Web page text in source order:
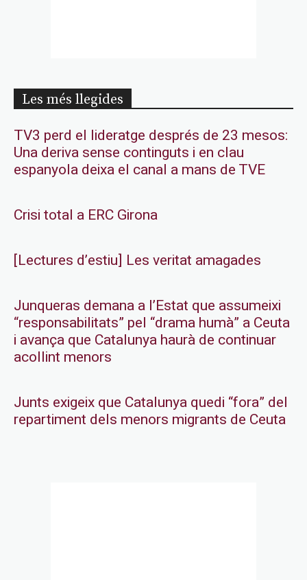
Les més llegides
TV3 perd el lideratge després de 23 mesos:
Una deriva sense continguts i en clau
espanyola deixa el canal a mans de TVE
Crisi total a ERC Girona
[Lectures d’estiu] Les veritat amagades
Junqueras demana a l’Estat que assumeixi
“responsabilitats” pel “drama humà” a Ceuta
i avança que Catalunya haurà de continuar
acollint menors
Junts exigeix que Catalunya quedi “fora” del
repartiment dels menors migrants de Ceuta